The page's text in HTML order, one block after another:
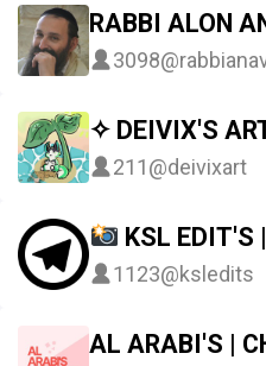
RABBI ALON
3098
✧ DEIVIX'S
211@deivixart
KSL
1123@ksledits
AL ARABI'S |